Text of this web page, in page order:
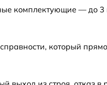
комплектующие — до 3
который